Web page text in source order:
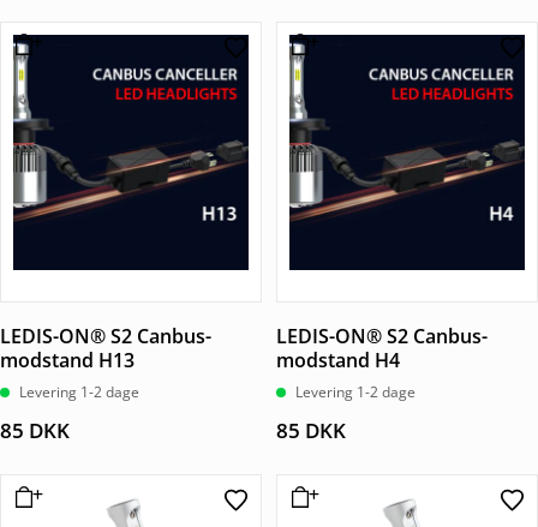
LEDIS-ON® S2 Canbus-
modstand H13
Levering 1-2 dage
85 DKK
LEDIS-ON® S2 Canbus-
modstand H4
Levering 1-2 dage
85 DKK